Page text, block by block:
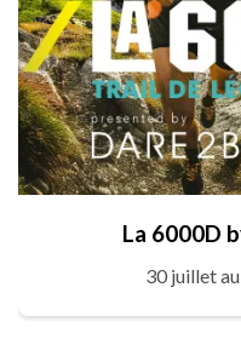
La 6000D
30 juillet